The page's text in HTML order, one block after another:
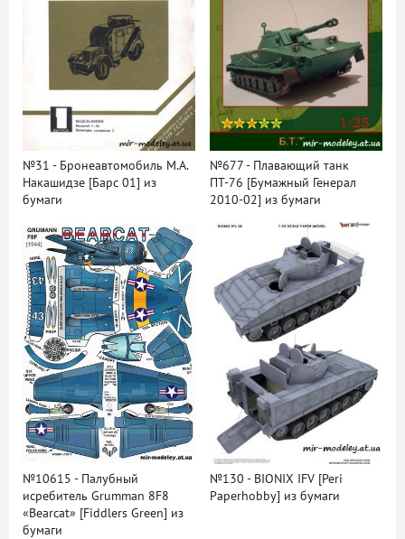
№31 - Бронеавтомобиль М.А.
Накашидзе [Барс 01] из
бумаги
№677 - Плавающий танк
ПТ-76 [Бумажный Генерал
2010-02] из бумаги
№10615 - Палубный
исребитель Grumman 8F8
«Bearcat» [Fiddlers Green] из
бумаги
№130 - BIONIX IFV [Peri
Paperhobby] из бумаги